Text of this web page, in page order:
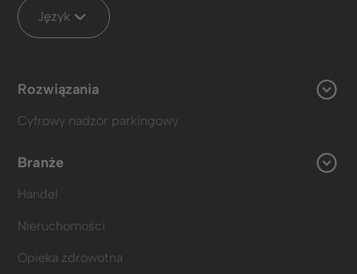
Język
Rozwiązania
Cyfrowy nadzór parkingowy
Branże
Handel
Nieruchomości
Opieka zdrowotna